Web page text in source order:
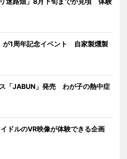
が1周年記念イベント 自家製燻製
「JABUN」発売 わが子の熱中症
ドルのVR映像が体験できる企画